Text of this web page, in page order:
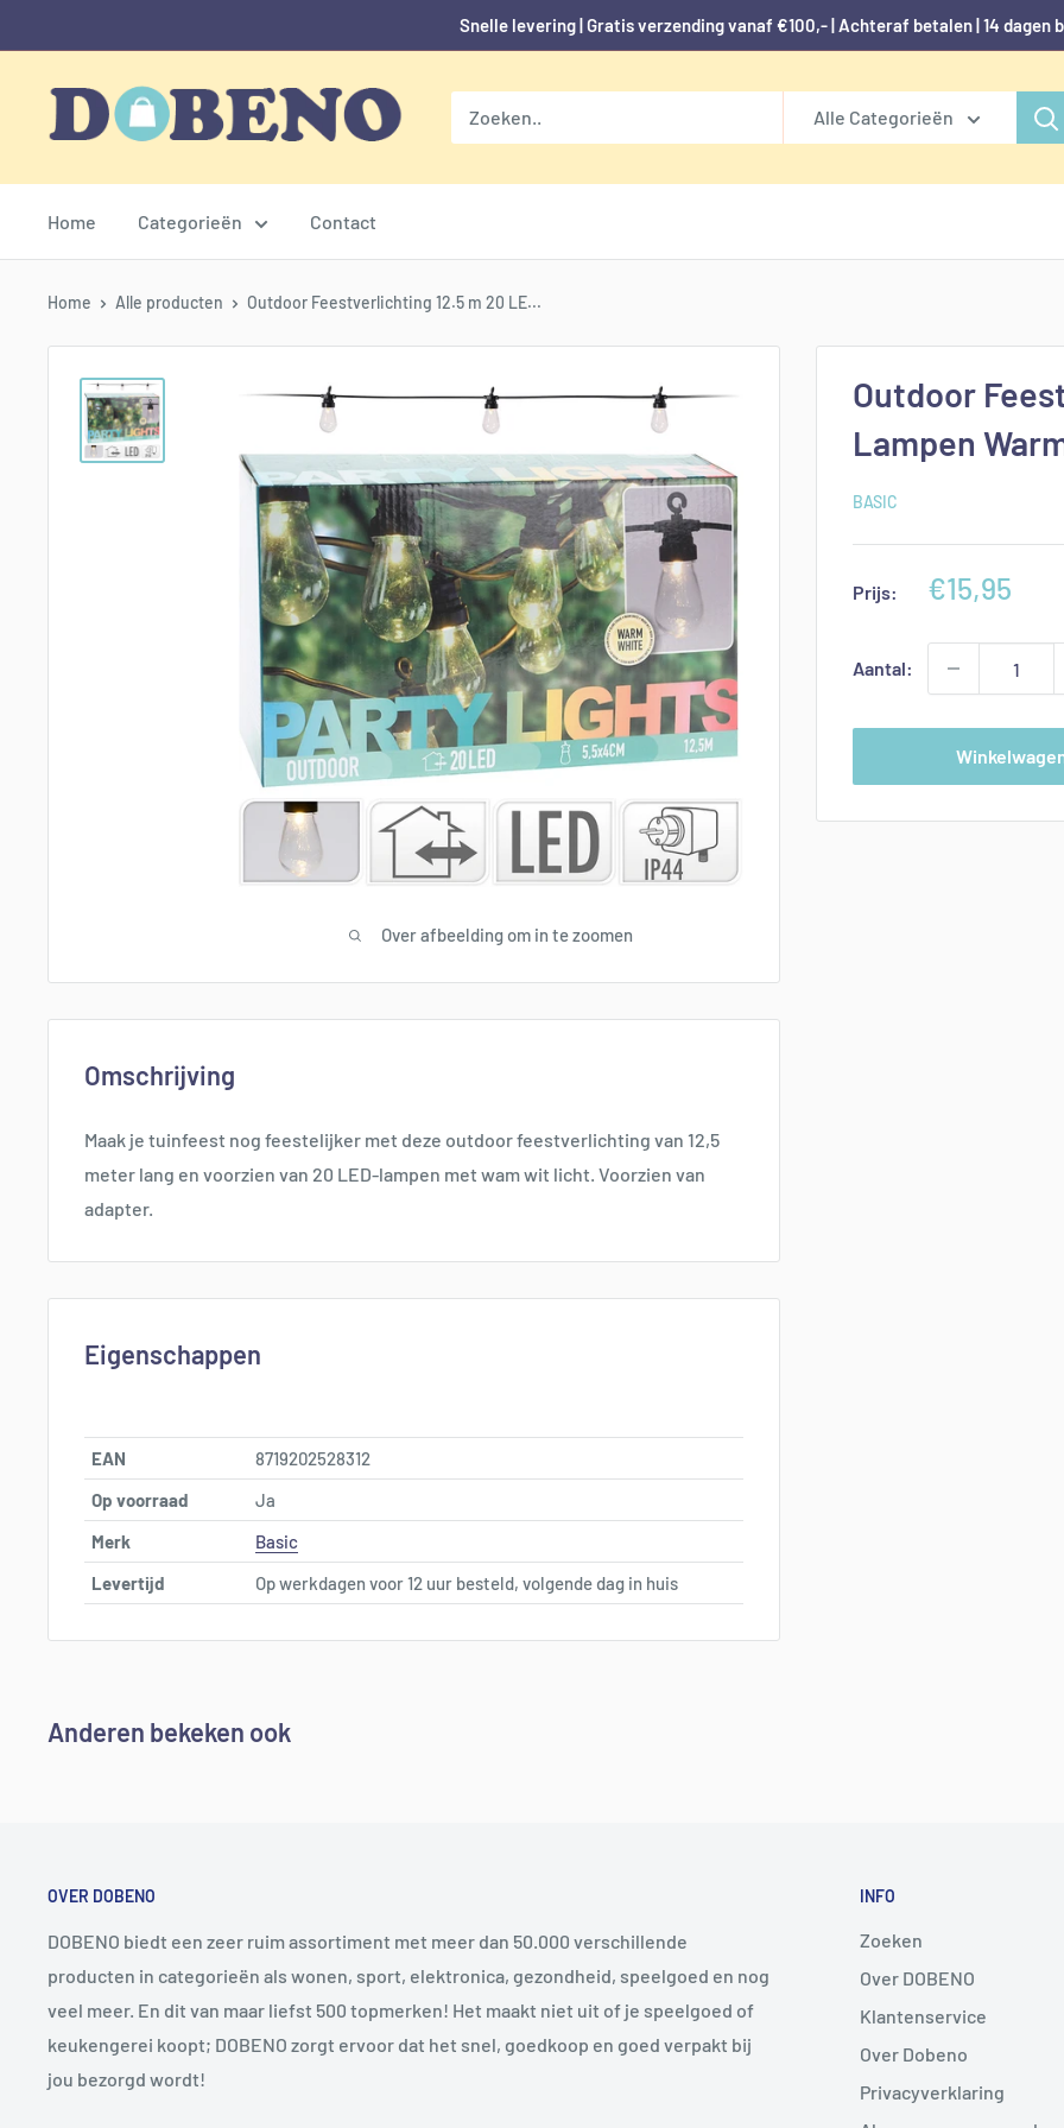
naar
content
Snelle levering | Gratis verzending vanaf €100,- | Achteraf betalen | 14 dagen
Dobeno
Alle Categorieën
Home Categorieën Contact
Home Alle producten Outdoor Feestverlichting 12.5 m 20 LE...
Over afbeelding om in te zoomen
Outdoor
Lampen
BASIC
Prijs: €15,95
Aantal:
Omschrijving
Maak je tuinfeest nog feestelijker met deze outdoor feestverlichting van 12,5
meter lang en voorzien van 20 LED-lampen met wam wit licht. Voorzien van
adapter.
Eigenschappen
EAN
8719202528312
Op voorraad
Ja
Merk
Basic
Levertijd
Op werkdagen voor 12 uur besteld, volgende dag in huis
Anderen bekeken ook
OVER DOBENO
DOBENO biedt een zeer ruim assortiment met meer dan 50.000 verschillende
producten in categorieën als wonen, sport, elektronica, gezondheid, speelgoed en nog
veel meer. En dit van maar liefst 500 topmerken! Het maakt niet uit of je speelgoed of
keukengerei koopt; DOBENO zorgt ervoor dat het snel, goedkoop en goed verpakt bij
jou bezorgd wordt!
INFO
Zoeken
Over DOBENO
Klantenservice
Over Dobeno
Privacyverklaring